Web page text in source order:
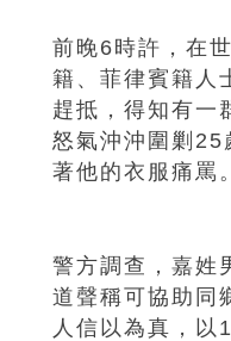
前晚6時許，在
籍、菲律賓籍人
趕抵，得知有一
怒氣沖沖圍剿25
著他的衣服痛罵。
警方調查，嘉姓
道聲稱可協助同
人信以為真，以